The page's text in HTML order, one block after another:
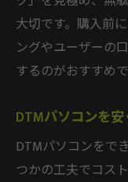
大切です。購入前
ングやユーザーの
するのがおすすめで
DTMパソコンを
DTMパソコンをで
つかの工夫でコス